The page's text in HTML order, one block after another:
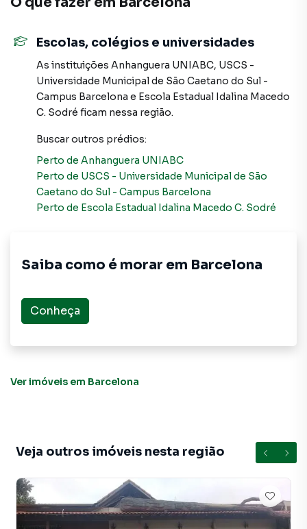
Barcelona, em São Caetano do Sul. Não encontrou o que
procurava ou deseja mais informações sobre Prédio em
São Caetano do Sul? Entre em contato com nossa equipe.
A Mix Nascimento tem mais opções de apartamentos,
e barracões para venda ou locação, além de
empreendimentos em construção ou lançamentos na
planta em Barcelona e em outras regiões de São Caetano
do Sul. Aqui você encontra milhares de ofertas para
encontrar o imóvel que mais combina com seu estilo de
segurança e tranquilidade. Na Mix Nascimento você
do Sul mesmo não estando na cidade e com a praticidade
de fazer tudo online, direto do seu computador ou
simplificar a relação de proprietários, inquilinos e
Na Mix Nascimento você consegue vender ou alugar seu
tradicionais. Já vendemos e locamos diversos imóveis em
São Caetano do Sul, especialmente em Barcelona. Isso
porque temos uma equipe de marketing digital focada em
Escolas, colégios e universidades
As instituições Anhanguera UNIABC, USCS -
Universidade Municipal de São Caetano do Sul -
Campus Barcelona e ​Escola Estadual Idalina Macedo
C. Sodré ficam nessa região.
Buscar outros prédios:
Perto de Anhanguera UNIABC
Perto de USCS - Universidade Municipal de São
Caetano do Sul - Campus Barcelona
Perto de ​Escola Estadual Idalina Macedo C. Sodré
Saiba como é morar em Barcelona
Conheça
Ver imóveis em Barcelona
Veja outros imóveis nesta região